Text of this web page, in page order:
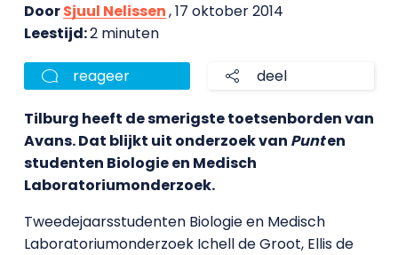
DoorSjuul Nelissen, 17 oktober 2014
Leestijd:2 minuten
reageer deel
Tilburg heeft de smerigste toetsenborden van
Avans. Dat blijkt uit onderzoek van Punten
studenten Biologie en Medisch
Laboratoriumonderzoek.
Tweedejaarsstudenten Biologie en Medisch
Laboratoriumonderzoek Ichell de Groot, Ellis de